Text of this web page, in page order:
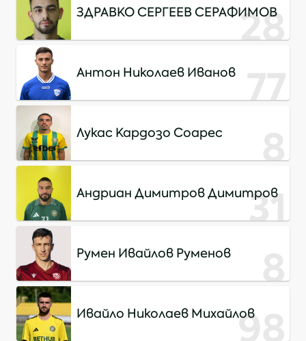
ЗДРАВКО СЕРГЕЕВ СЕРАФИМОВ
28
Антон Николаев Иванов 77
Лукас Кардозо Соарес 8
Андриан Димитров Димитров
31
Румен Ивайлов Руменов 8
Ивайло Николаев Михайлов98